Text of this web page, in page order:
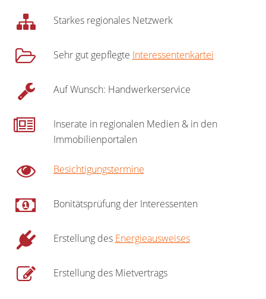
Starkes regionales Netzwerk
Sehr gut gepflegte Interessentenkartei
Auf Wunsch: Handwerkerservice
Inserate in regionalen Medien & in den
Immobilienportalen
Besichtigungstermine
Bonitätsprüfung der Interessenten
Erstellung des Energieausweises
Erstellung des Mietvertrags